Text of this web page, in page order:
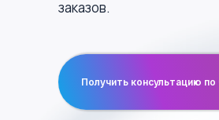
Получить консультацию
заказов.